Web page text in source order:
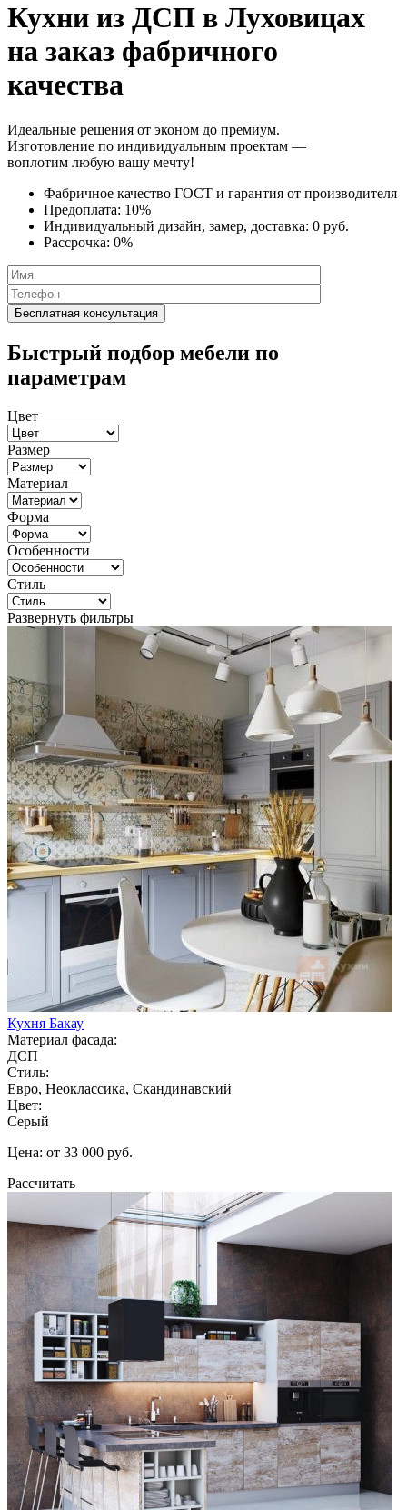
Кухни из ДСП в Луховицах
на заказ фабричного
качества
Идеальные решения от эконом до премиум.
Изготовление по индивидуальным проектам —
воплотим любую вашу мечту!
Фабричное качество ГОСТ и гарантия от производителя
Предоплата: 10%
Индивидуальный дизайн, замер, доставка: 0 руб.
Рассрочка: 0%
Быстрый подбор мебели по
параметрам
Цвет
Размер
Материал
Форма
Особенности
Стиль
Развернуть фильтры
Кухня Бакау
Материал фасада:
ДСП
Стиль:
Евро, Неоклассика, Скандинавский
Цвет:
Серый
Цена: от 33 000 руб.
Рассчитать